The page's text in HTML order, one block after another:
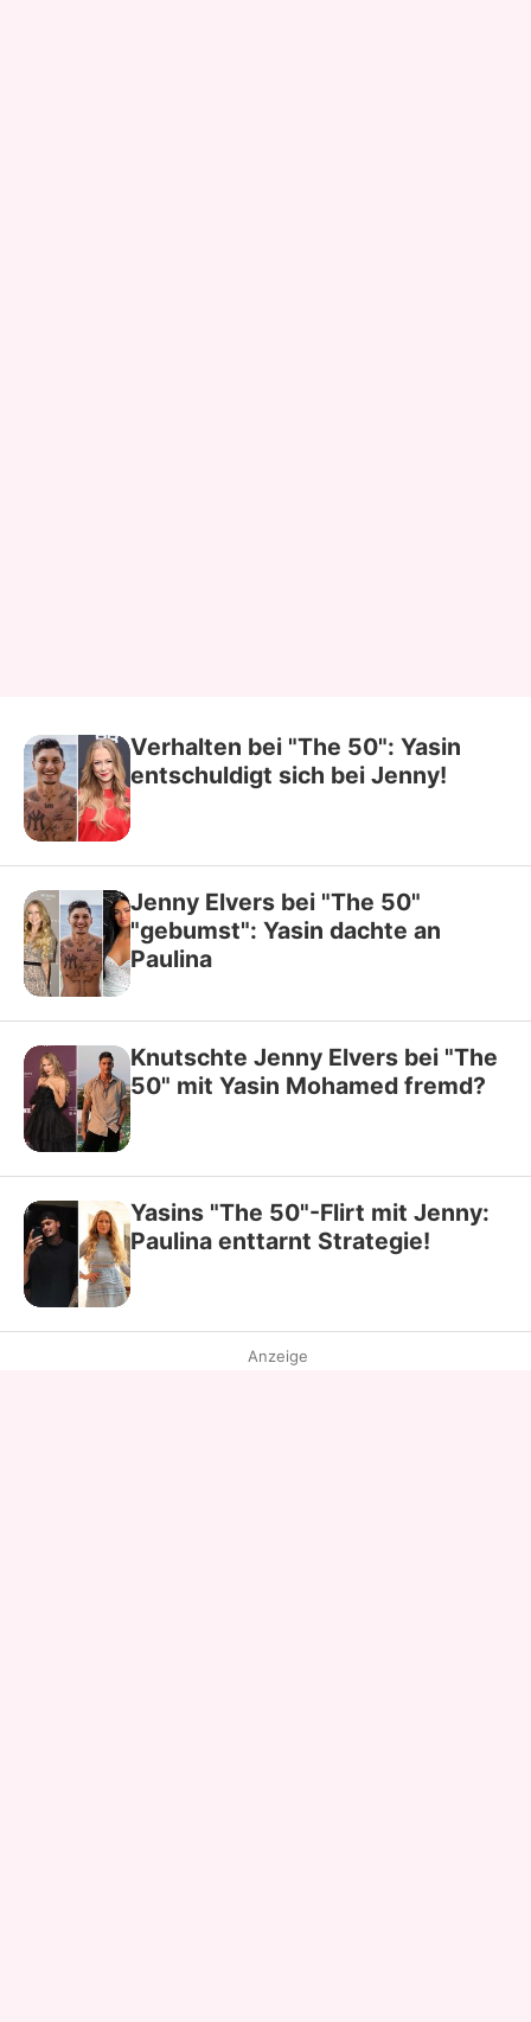
Verhalten bei "The 50": Yasin
entschuldigt sich bei Jenny!
Jenny Elvers bei "The 50"
"gebumst": Yasin dachte an
Paulina
Knutschte Jenny Elvers bei "The
50" mit Yasin Mohamed fremd?
Yasins "The 50"-Flirt mit Jenny:
Paulina enttarnt Strategie!
Anzeige